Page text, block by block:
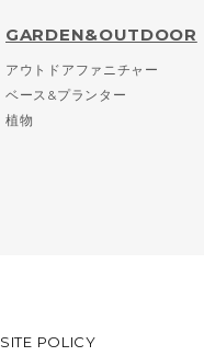
GARDEN&OUTDOOR
アウトドアファニチャー
ベース&プランター
植物
SITE POLICY